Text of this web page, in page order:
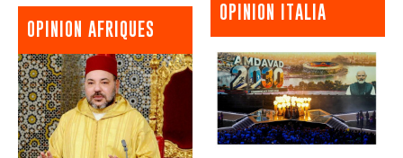
OPINION AFRIQUES
OPINION ITALIA